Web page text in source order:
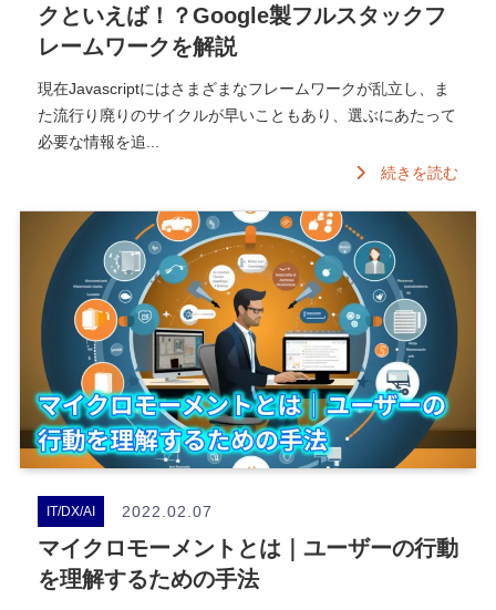
クといえば！？Google製フルスタックフ
レームワークを解説
現在Javascriptにはさまざまなフレームワークが乱立し、ま
た流行り廃りのサイクルが早いこともあり、選ぶにあたって
必要な情報を追...
続きを読む
IT/DX/AI 2022.02.07
マイクロモーメントとは｜ユーザーの行動
を理解するための手法